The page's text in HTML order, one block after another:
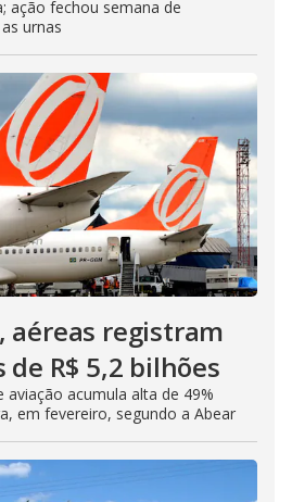
ação fechou semana de
urnas
aéreas registram
R$ 5,2 bilhões
aviação acumula alta de 49%
em fevereiro, segundo a Abear